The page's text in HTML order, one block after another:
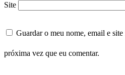
Site
Guardar o meu nome, email e site
próxima vez que eu comentar.